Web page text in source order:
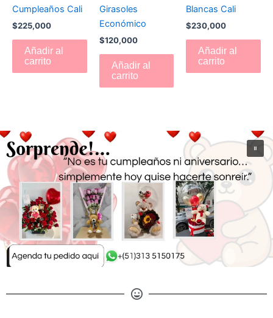
Cumpleaños Cali
$225,000
Añadir al
carrito
Girasoles
Económico
$120,000
Añadir al
carrito
Blancas Cali
$230,000
Añadir al
carrito